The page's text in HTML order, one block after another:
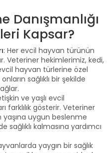
Danışmanlığı
Kapsar?
: Her evcil hayvan türünün
Veteriner hekimlerimiz, kedi,
hayvan türlerine özel
sağlıklı bir şekilde
ve yaşlı evcil
farklılık gösterir. Veteriner
yaşına uygun beslenme
kalmasına yardımcı
yaygın bir sağlık